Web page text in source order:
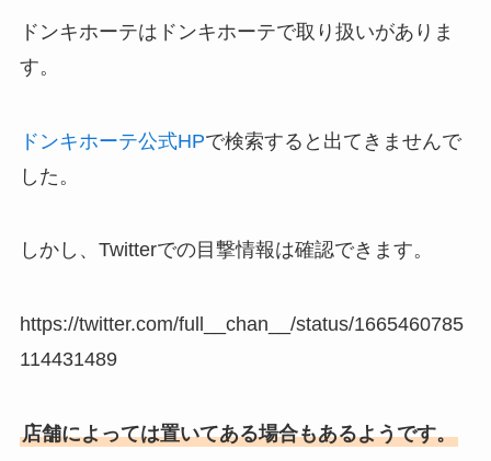
ドンキホーテはドンキホーテで取り扱いがありま
す。
ドンキホーテ公式HPで検索すると出てきませんで
した。
しかし、Twitterでの目撃情報は確認できます。
https://twitter.com/full__chan__/status/1665460785
114431489
店舗によっては置いてある場合もあるようです。